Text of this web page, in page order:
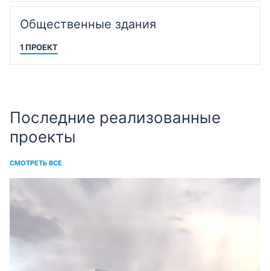
Общественные здания
1 ПРОЕКТ
Последние реализованные
проекты
СМОТРЕТЬ ВСЕ